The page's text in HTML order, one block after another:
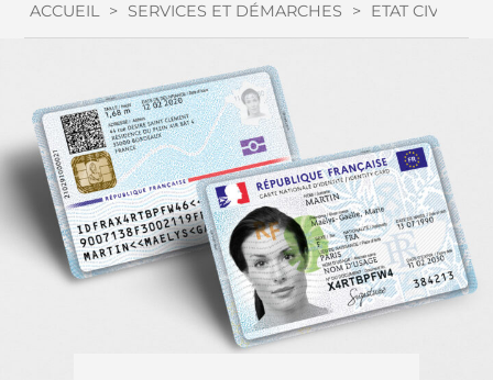
ACCUEIL > SERVICES ET DÉMARCHES > ETAT CIVIL